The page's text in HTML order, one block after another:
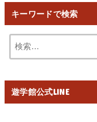
キーワードで検索
遊学館公式LINE